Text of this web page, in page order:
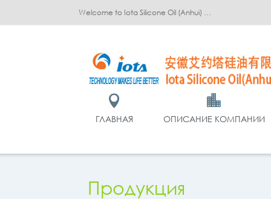
Welcome to Iota Silicone Oil (Anhui) Co., Ltd.!
ГЛАВНАЯ ОПИСАНИЕ КОМПАНИИ
Продукция